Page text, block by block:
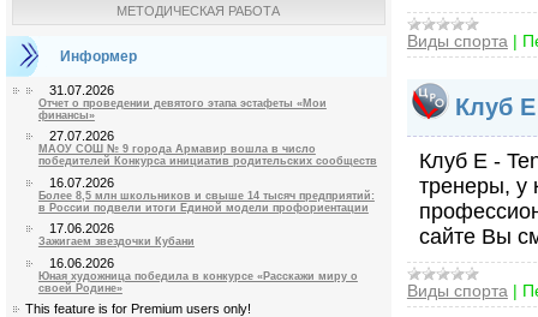
МЕТОДИЧЕСКАЯ РАБОТА
Информер
31.07.2026
Отчет о проведении девятого этапа эстафеты «Мои
финансы»
27.07.2026
МАОУ СОШ № 9 города Армавир вошла в число
победителей Конкурса инициатив родительских сообществ
16.07.2026
Более 8,5 млн школьников и свыше 14 тысяч предприятий:
в России подвели итоги Единой модели профориентации
17.06.2026
Зажигаем звездочки Кубани
16.06.2026
Юная художница победила в конкурсе «Расскажи миру о
своей Родине»
This feature is for Premium users only!
Виды спорта |
Клуб
Клуб E -
тренеры, у
сайте Вы
Виды спорта |